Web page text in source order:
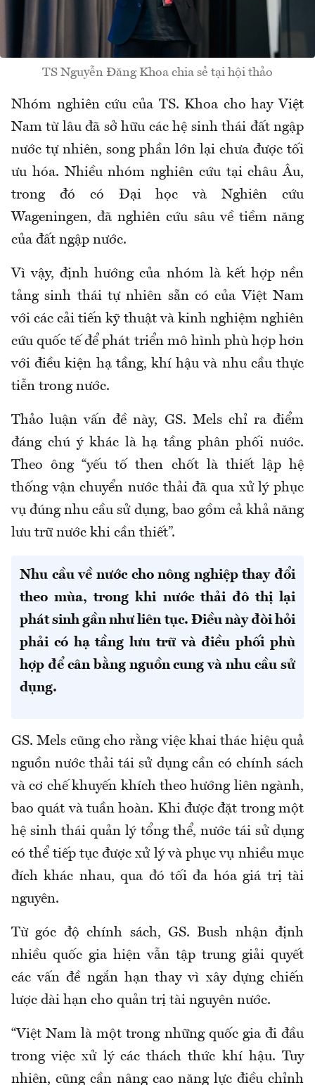
TS Nguyễn Đăng Khoa chia sẻ tại hội thảo
Nhóm nghiên cứu của TS. Khoa cho hay Việt
Nam từ lâu đã sở hữu các hệ sinh thái đất ngập
nước tự nhiên, song phần lớn lại chưa được tối
ưu hóa. Nhiều nhóm nghiên cứu tại châu Âu,
trong đó có Đại học và Nghiên cứu
Wageningen, đã nghiên cứu sâu về tiềm năng
của đất ngập nước.
Vì vậy, định hướng của nhóm là kết hợp nền
tảng sinh thái tự nhiên sẵn có của Việt Nam
với các cải tiến kỹ thuật và kinh nghiệm nghiên
cứu quốc tế để phát triển mô hình phù hợp hơn
với điều kiện hạ tầng, khí hậu và nhu cầu thực
tiễn trong nước.
Thảo luận vấn đề này, GS. Mels chỉ ra điểm
đáng chú ý khác là hạ tầng phân phối nước.
Theo ông “yếu tố then chốt là thiết lập hệ
thống vận chuyển nước thải đã qua xử lý phục
vụ đúng nhu cầu sử dụng, bao gồm cả khả năng
lưu trữ nước khi cần thiết”.
Nhu cầu về nước cho nông nghiệp thay đổi
theo mùa, trong khi nước thải đô thị lại
phát sinh gần như liên tục. Điều này đòi hỏi
phải có hạ tầng lưu trữ và điều phối phù
hợp để cân bằng nguồn cung và nhu cầu sử
dụng.
GS. Mels cũng cho rằng việc khai thác hiệu quả
nguồn nước thải tái sử dụng cần có chính sách
và cơ chế khuyến khích theo hướng liên ngành,
bao quát và tuần hoàn. Khi được đặt trong một
hệ sinh thái quản lý tổng thể, nước tái sử dụng
có thể tiếp tục được xử lý và phục vụ nhiều mục
đích khác nhau, qua đó tối đa hóa giá trị tài
nguyên.
Từ góc độ chính sách, GS. Bush nhận định
nhiều quốc gia hiện vẫn tập trung giải quyết
các vấn đề ngắn hạn thay vì xây dựng chiến
lược dài hạn cho quản trị tài nguyên nước.
“Việt Nam là một trong những quốc gia đi đầu
trong việc xử lý các thách thức khí hậu. Tuy
nhiên, cũng cần nâng cao năng lực điều chỉnh